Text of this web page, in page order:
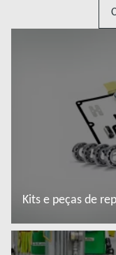
Kits e peças de
Saiba mais